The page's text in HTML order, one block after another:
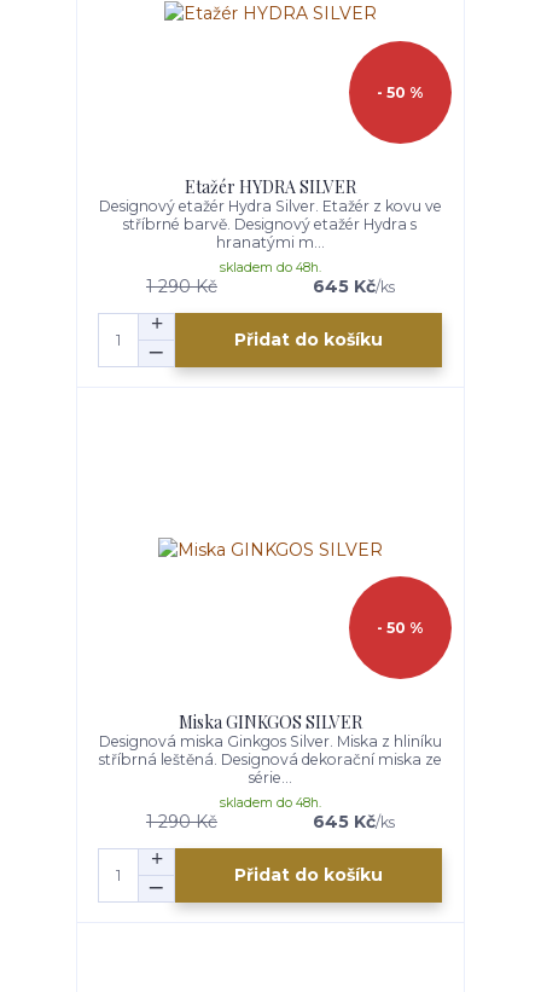
- 50 %
Etažér HYDRA SILVER
Designový etažér Hydra Silver. Etažér z kovu ve
stříbrné barvě. Designový etažér Hydra s
hranatými m...
1 290 Kč 645 Kč/ks
skladem do 48h.
Přidat do košíku
- 50 %
Miska GINKGOS SILVER
Designová miska Ginkgos Silver. Miska z hliníku
stříbrná leštěná. Designová dekorační miska ze
série...
1 290 Kč 645 Kč/ks
skladem do 48h.
Přidat do košíku